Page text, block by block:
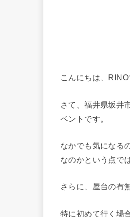
こんにちは、RINO
さて、福井県坂井
ベントです。
なかでも気になる
なのかという点で
さらに、屋台の有
特に初めて行く場